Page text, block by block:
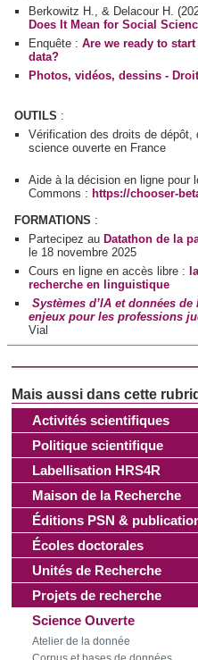
Activités scientifiques
Politique scientifique
Labellisation HRS4R
Maison de la Recherche
Éditions PSN &
Écoles doctorales
Unités de Recherche
Projets de recherche
Science Ouverte
Atelier de la donnée
Berkowitz H., & Delacour H.
Does It Mean for Social
Enquête : Are we ready to
data?
Photos, vidéos, dessins -
OUTILS :
Vérification des droits de dépôt,
science ouverte en France
Aide à la décision en ligne pour
Commons : https://chooser-
FORMATIONS :
Partecipez au Datathon de la
le 18 novembre 2025
Cours en ligne en accès libre :
recherche en linguistique
Systèmes d’IA et données
enjeux pour les professions
Vial